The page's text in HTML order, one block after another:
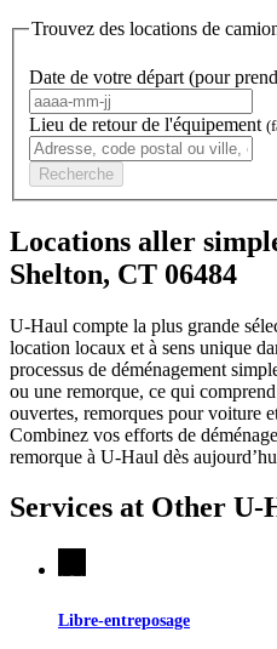
Trouvez des locations de
Date de votre départ (pour
Lieu de retour de l'équipement
Recherche
Locations aller
Shelton, CT 06484
U-Haul compte la plus grande
location locaux et à sens unique
processus de déménagement
ou une remorque, ce qui
ouvertes, remorques pour voiture
Combinez vos efforts de
remorque à U-Haul dès
Services at Other U-
Libre-entreposage